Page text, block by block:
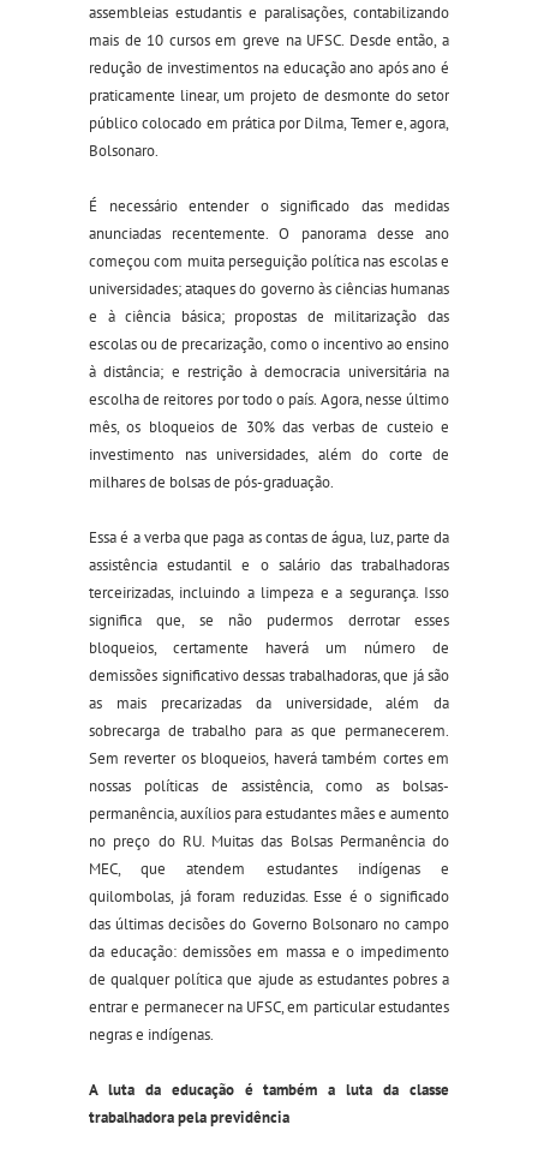
assembleias estudantis e paralisações, contabilizando
mais de 10 cursos em greve na UFSC. Desde então, a
redução de investimentos na educação ano após ano é
praticamente linear, um projeto de desmonte do setor
público colocado em prática por Dilma, Temer e, agora,
Bolsonaro.
É necessário entender o significado das medidas
anunciadas recentemente. O panorama desse ano
começou com muita perseguição política nas escolas e
universidades; ataques do governo às ciências humanas
e à ciência básica; propostas de militarização das
escolas ou de precarização, como o incentivo ao ensino
à distância; e restrição à democracia universitária na
escolha de reitores por todo o país. Agora, nesse último
mês, os bloqueios de 30% das verbas de custeio e
investimento nas universidades, além do corte de
milhares de bolsas de pós-graduação.
Essa é a verba que paga as contas de água, luz, parte da
assistência estudantil e o salário das trabalhadoras
terceirizadas, incluindo a limpeza e a segurança. Isso
significa que, se não pudermos derrotar esses
bloqueios, certamente haverá um número de
demissões significativo dessas trabalhadoras, que já são
as mais precarizadas da universidade, além da
sobrecarga de trabalho para as que permanecerem.
Sem reverter os bloqueios, haverá também cortes em
nossas políticas de assistência, como as bolsas-
permanência, auxílios para estudantes mães e aumento
no preço do RU. Muitas das Bolsas Permanência do
MEC, que atendem estudantes indígenas e
quilombolas, já foram reduzidas. Esse é o significado
das últimas decisões do Governo Bolsonaro no campo
da educação: demissões em massa e o impedimento
de qualquer política que ajude as estudantes pobres a
entrar e permanecer na UFSC, em particular estudantes
negras e indígenas.
A luta da educação é também a luta da classe
trabalhadora pela previdência